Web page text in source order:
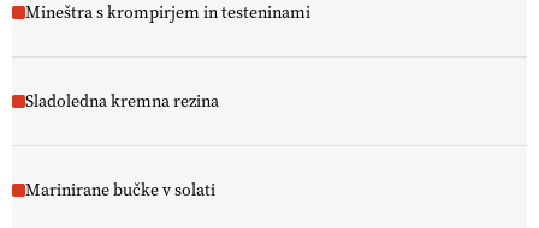
Mineštra s krompirjem in testeninami
Sladoledna kremna rezina
Marinirane bučke v solati